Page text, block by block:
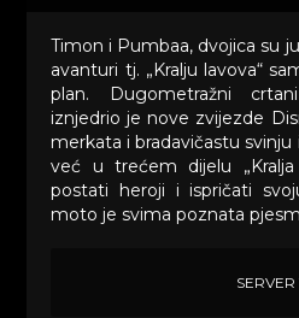
Timon i Pumbaa, dvojica su
avanturi tj. „Kralju lavova“
plan. Dugometražni
iznjedrio je nove zvijezde
merkata i bradavičastu
već u trećem dijelu „Kralja
postati heroji i ispričati
moto je svima poznata
SERVER